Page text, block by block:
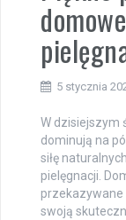
5 stycznia
W dzisiejszym
dominują na
siłę
pielęgnacji.
przekazywane
swoją